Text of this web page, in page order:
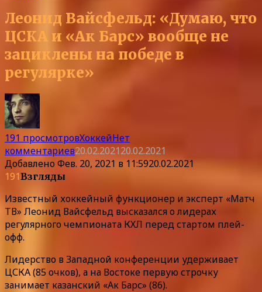
Леонид Вайсфельд: «Думаю, что
ЦСКА и «Ак Барс» вообще не
зациклены на победе в
регулярке»
191 просмотровХоккейНет
комментариев20.02.202120.02.2021
ДобавленоФев. 20, 2021 в 11:5920.02.2021
191Взгляды
Известный хоккейный функционер и эксперт «Матч
ТВ» Леонид Вайсфельд высказался о лидерах
регулярного чемпионата КХЛ перед стартом плей-
офф.
Лидерство в Западной конференции удерживает
ЦСКА (85 очков), а на Востоке первую строчку
занимает казанский «Ак Барс» (86).